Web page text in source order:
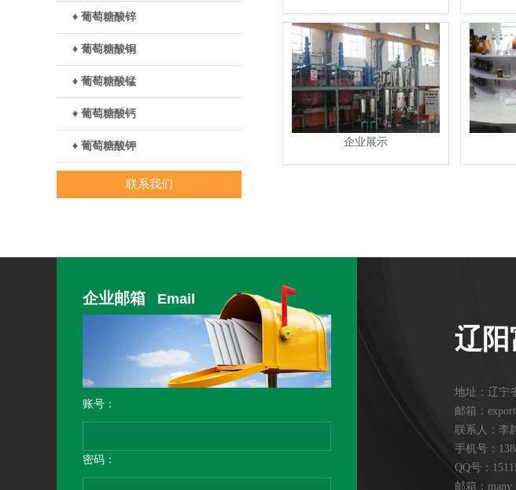
♦ 葡萄糖酸锌
♦ 葡萄糖酸铜
♦ 葡萄糖酸锰
♦ 葡萄糖酸钙
♦ 葡萄糖酸钾
联系我们
企业展示
企业邮箱 Email
账号：
密码：
辽
地址：辽宁
邮箱：
联系人：李
手机号：
QQ号：
邮箱：